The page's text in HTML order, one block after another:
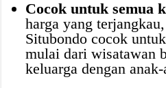
Cocok untuk semua
harga yang
Situbondo cocok
mulai dari wisatawan
keluarga dengan anak-